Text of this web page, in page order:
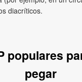
diacríticos.
populares
pegar